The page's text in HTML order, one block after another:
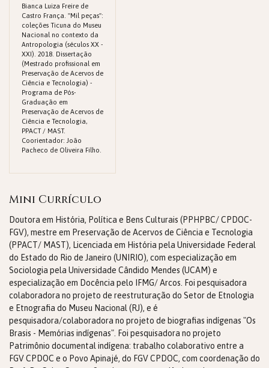
Bianca Luiza Freire de
Castro França. "Mil peças":
coleções Ticuna do Museu
Nacional no contexto da
Antropologia (séculos XX -
XXI). 2018. Dissertação
(Mestrado profissional em
Preservação de Acervos de
Ciência e Tecnologia) -
Programa de Pós-
Graduação em
Preservação de Acervos de
Ciência e Tecnologia,
PPACT / MAST.
Coorientador: João
Pacheco de Oliveira Filho.
Mini Currículo
Doutora em História, Política e Bens Culturais (PPHPBC/ CPDOC-
FGV), mestre em Preservação de Acervos de Ciência e Tecnologia
(PPACT/ MAST), Licenciada em História pela Universidade Federal
do Estado do Rio de Janeiro (UNIRIO), com especialização em
Sociologia pela Universidade Cândido Mendes (UCAM) e
especialização em Docência pelo IFMG/ Arcos. Foi pesquisadora
colaboradora no projeto de reestruturação do Setor de Etnologia
e Etnografia do Museu Nacional (RJ), e é
pesquisadora/colaboradora no projeto de biografias indígenas "Os
Brasis - Memórias indígenas". Foi pesquisadora no projeto
Patrimônio documental indígena: trabalho colaborativo entre a
FGV CPDOC e o Povo Apinajé, do FGV CPDOC, com coordenação do